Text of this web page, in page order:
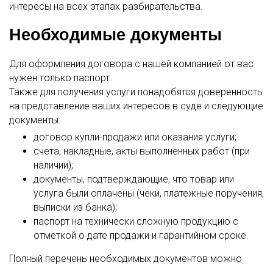
интересы на всех этапах разбирательства.
Необходимые документы
Для оформления договора с нашей компанией от вас
нужен только паспорт.
Также для получения услуги понадобятся доверенность
на представление ваших интересов в суде и следующие
документы:
договор купли-продажи или оказания услуги;
счета, накладные, акты выполненных работ (при
наличии);
документы, подтверждающие, что товар или
услуга были оплачены (чеки, платежные поручения,
выписки из банка);
паспорт на технически сложную продукцию с
отметкой о дате продажи и гарантийном сроке.
Полный перечень необходимых документов можно